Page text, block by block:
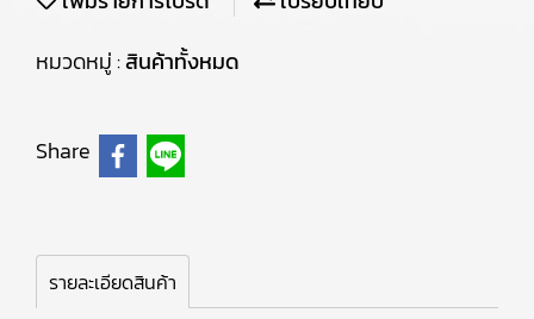
หมวดหมู่ :สินค้าทั้งหมด
Share
รายละเอียดสินค้า